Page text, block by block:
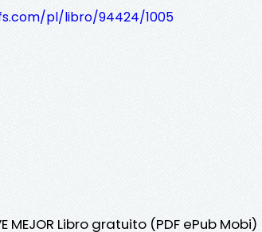
pl/libro/94424/1005
MEJOR Libro gratuito (PDF ePub Mobi)